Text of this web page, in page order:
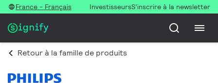
France - Français InvestisseursS’inscrire à la newsletter
Retour à la famille de produits